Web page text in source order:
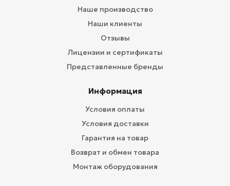
Наше производство
Наши клиенты
Отзывы
Лицензии и сертификаты
Представленные бренды
Информация
Условия оплаты
Условия доставки
Гарантия на товар
Возврат и обмен товара
Монтаж оборудования